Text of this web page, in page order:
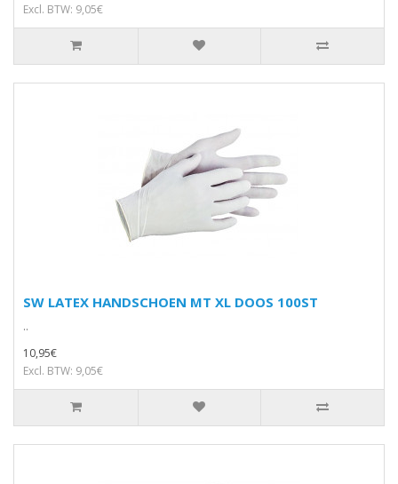
Excl. BTW: 9,05€
SW LATEX HANDSCHOEN MT XL DOOS 100ST
..
10,95€
Excl. BTW: 9,05€